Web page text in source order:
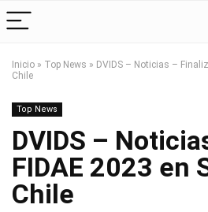
Inicio » Top News » DVIDS – Noticias –
Chile
Top News
DVIDS –
FIDAE 2023 en
Chile